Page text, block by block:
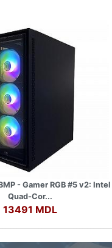
- Gamer RGB #5 v2: Intel
Quad-Cor...
13491 MDL